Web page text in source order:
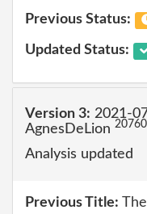
Previous Status:
Updated Status:
Version 3: 2021-
AgnesDeLion 20760
Analysis updated
Previous Title: